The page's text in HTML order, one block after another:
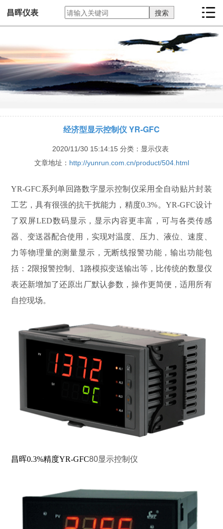
昌晖仪表
经济型显示控制仪 YR-GFC
2020/11/30 15:14:15 分类：显示仪表
文章地址： http://yunrun.com.cn/product/504.html
YR-GFC系列单回路数字显示控制仪采用全自动贴片封装
工艺，具有很强的抗干扰能力，精度0.3%。YR-GFC设计
了双屏LED数码显示，显示内容更丰富，可与各类传感
器、变送器配合使用，实现对温度、压力、液位、速度、
力等物理量的测量显示，无断线报警功能，输出功能包
括 ：2限报警控制、1路模拟变送输出等，比传统的数显仪
表还新增加了还原出厂默认参数，操作更简便，适用所有
自控现场。
昌晖0.3%精度YR-GFC80显示控制仪